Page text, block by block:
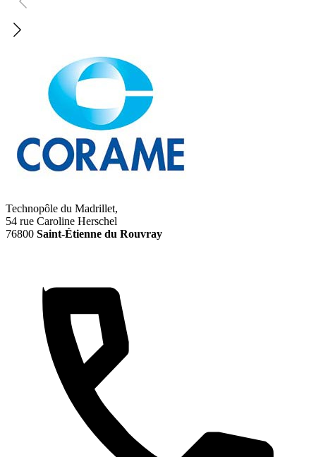
Technopôle du Madrillet,
54 rue Caroline Herschel
76800 Saint-Étienne du Rouvray